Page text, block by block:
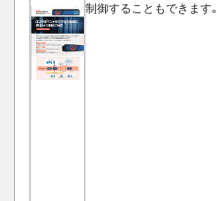
制御することもできます。